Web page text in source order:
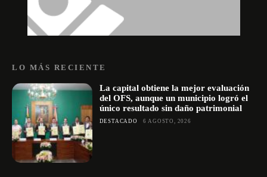
LO MÁS RECIENTE
La capital obtiene la mejor evaluación
del OFS, aunque un municipio logró el
único resultado sin daño patrimonial
DESTACADO 6 AGOSTO, 2026